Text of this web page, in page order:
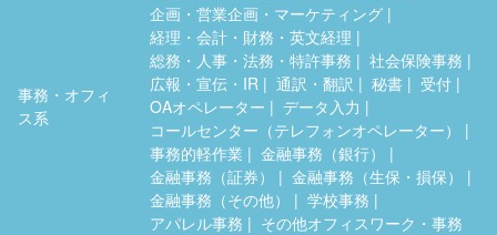
事務・オフィ
ス系
企画・営業企画・マーケティング
経理・会計・財務・英文経理
総務・人事・法務・特許事務
社会保険事務
広報・宣伝・IR
通訳・翻訳 秘書
受付
OAオペレーター
データ入力
コールセンター（テレフォンオペレーター）
事務的軽作業
金融事務（銀行）
金融事務（証券）
金融事務（生保・損保）
金融事務（その他）
学校事務
アパレル事務
その他オフィスワーク・事務